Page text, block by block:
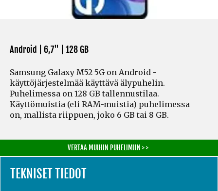
Android | 6,7" | 128 GB
Samsung Galaxy M52 5G on Android -
käyttöjärjestelmää käyttävä älypuhelin.
Puhelimessa on 128 GB tallennustilaa.
Käyttömuistia (eli RAM-muistia) puhelimessa
on, mallista riippuen, joko 6 GB tai 8 GB.
VERTAA MUIHIN PUHELIMIIN > >
TEKNISET TIEDOT